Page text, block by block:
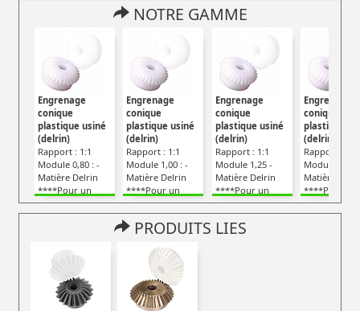
NOTRE GAMME
Engrenage
conique
plastique usiné
(delrin)
Rapport : 1:1
Module 0,80 : -
Matière Delrin
****Pour un
couple, il faut
deux pièces****
Engrenage
conique
plastique usiné
(delrin)
Rapport : 1:1
Module 1,00 : -
Matière Delrin
****Pour un
couple, il faut
deux pièces****
Engrenage
conique
plastique usiné
(delrin)
Rapport : 1:1
Module 1,25 -
Matière Delrin
****Pour un
couple, il faut
deux pièces****
Engrenage
conique
plastique
(delrin)
Rapport : 1:1
Module 1,50
Matière
****Pour un
couple, il
deux
PRODUITS LIES